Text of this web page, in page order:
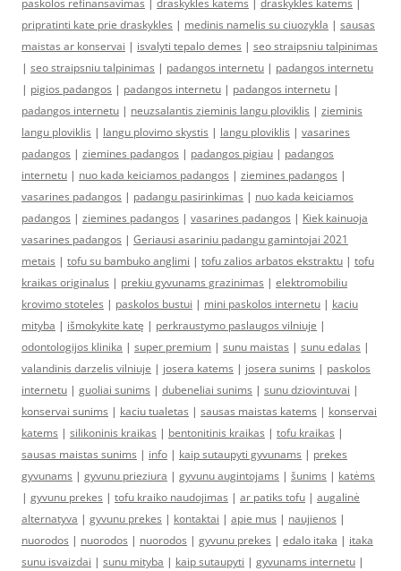
paskolos refinansavimas | draskykles katems | draskykles katems |
pripratinti kate prie draskykles | medinis namelis su ciuozykla | sausas
maistas ar konservai | isvalyti tepalo demes | seo straipsniu talpinimas
| seo straipsniu talpinimas | padangos internetu | padangos internetu
| pigios padangos | padangos internetu | padangos internetu |
padangos internetu | neuzsalantis zieminis langu ploviklis | zieminis
langu ploviklis | langu plovimo skystis | langu ploviklis | vasarines
padangos | ziemines padangos | padangos pigiau | padangos
internetu | nuo kada keiciamos padangos | ziemines padangos |
vasarines padangos | padangu pasirinkimas | nuo kada keiciamos
padangos | ziemines padangos | vasarines padangos | Kiek kainuoja
vasarines padangos | Geriausi asariniu padangu gamintojai 2021
metais | tofu su bambuko anglimi | tofu zalios arbatos ekstraktu | tofu
kraikas originalus | prekiu gyvunams grazinimas | elektromobiliu
krovimo stoteles | paskolos bustui | mini paskolos internetu | kaciu
mityba | išmokykite katę | perkraustymo paslaugos vilniuje |
odontologijos klinika | super premium | sunu maistas | sunu edalas |
valandinis darzelis vilniuje | josera katems | josera sunims | paskolos
internetu | guoliai sunims | dubeneliai sunims | sunu dziovintuvai |
konservai sunims | kaciu tualetas | sausas maistas katems | konservai
katems | silikoninis kraikas | bentonitinis kraikas | tofu kraikas |
sausas maistas sunims | info | kaip sutaupyti gyvunams | prekes
gyvunams | gyvunu prieziura | gyvunu augintojams | šunims | katėms
| gyvunu prekes | tofu kraiko naudojimas | ar patiks tofu | augalinė
alternatyva | gyvunu prekes | kontaktai | apie mus | naujienos |
nuorodos | nuorodos | nuorodos | gyvunu prekes | edalo itaka | itaka
sunu isvaizdai | sunu mityba | kaip sutaupyti | gyvunams internetu |